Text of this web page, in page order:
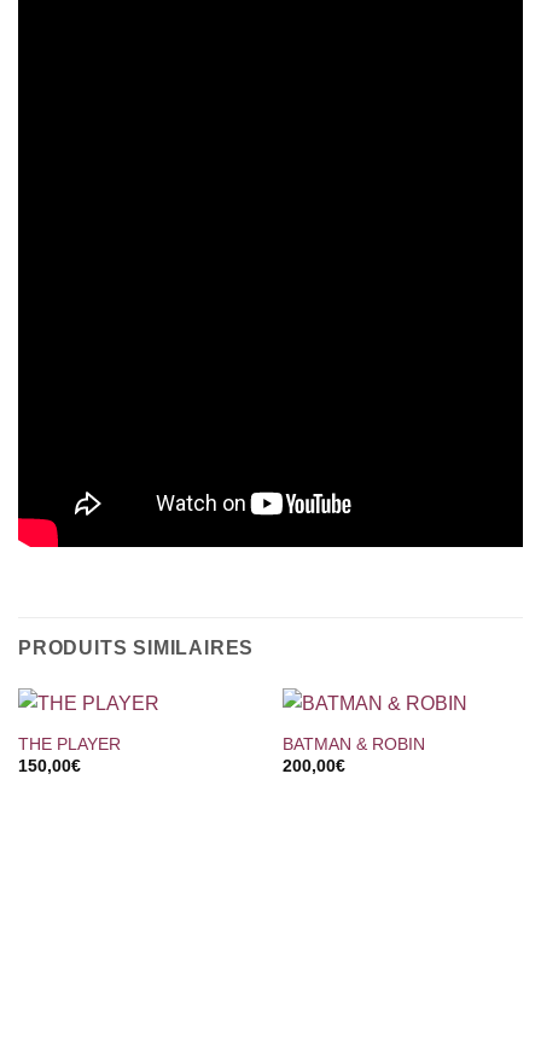
PRODUITS SIMILAIRES
THE PLAYER
150,00€
BATMAN & ROBIN
200,00€